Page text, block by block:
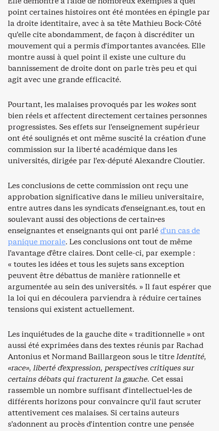
point certaines histoires ont été montées en épingle par
la droite identitaire, avec à sa tête Mathieu Bock-Côté
qu’elle cite abondamment, de façon à discréditer un
mouvement qui a permis d’importantes avancées. Elle
montre aussi à quel point il existe une culture du
bannissement de droite dont on parle très peu et qui
agit avec une grande efficacité.
Pourtant, les malaises provoqués par leswokessont
bien réels et affectent directement certaines personnes
progressistes. Ses effets sur l’enseignement supérieur
ont été soulignés et ont même suscité la création d’une
commission sur la liberté académique dans les
universités, dirigée par l’ex-député Alexandre Cloutier.
Les conclusions de cette commission ont reçu une
approbation significative dans le milieu universitaire,
entre autres dans les syndicats d’enseignant.es, tout en
soulevant aussi des objections de certain·es
enseignantes et enseignants qui ont parléd’un cas de
panique morale. Les conclusions ont tout de même
l’avantage d’être claires. Dont celle-ci, par exemple :
« toutes les idées et tous les sujets sans exception
peuvent être débattus de manière rationnelle et
argumentée au sein des universités. » Il faut espérer que
la loi qui en découlera parviendra à réduire certaines
tensions qui existent actuellement.
Les inquiétudes de la gauche dite « traditionnelle » ont
aussi été exprimées dans des textes réunis par Rachad
Antonius et Normand Baillargeon sous le titreIdentité,
«race», liberté d’expression, perspectives critiques sur
certains débats qui fracturent la gauche. Cet essai
rassemble un nombre suffisant d’intellectuel·les de
différents horizons pour convaincre qu’il faut scruter
attentivement ces malaises. Si certains auteurs
s’adonnent au procès d’intention contre une pensée